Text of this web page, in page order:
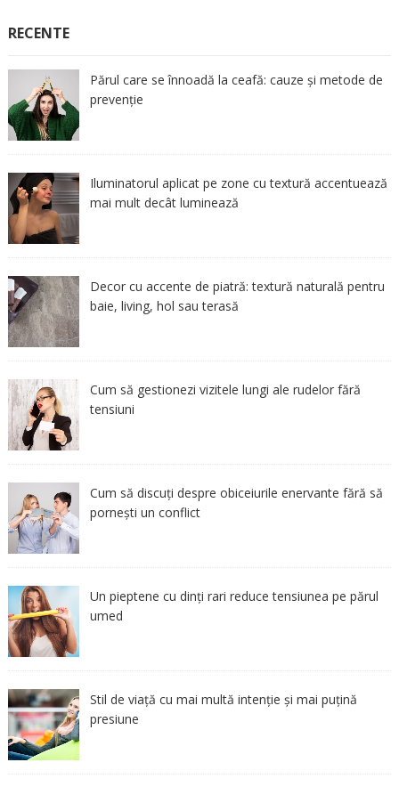
RECENTE
Părul care se înnoadă la ceafă: cauze și metode de
prevenție
Iluminatorul aplicat pe zone cu textură accentuează
mai mult decât luminează
Decor cu accente de piatră: textură naturală pentru
baie, living, hol sau terasă
Cum să gestionezi vizitele lungi ale rudelor fără
tensiuni
Cum să discuți despre obiceiurile enervante fără să
pornești un conflict
Un pieptene cu dinți rari reduce tensiunea pe părul
umed
Stil de viață cu mai multă intenție și mai puțină
presiune